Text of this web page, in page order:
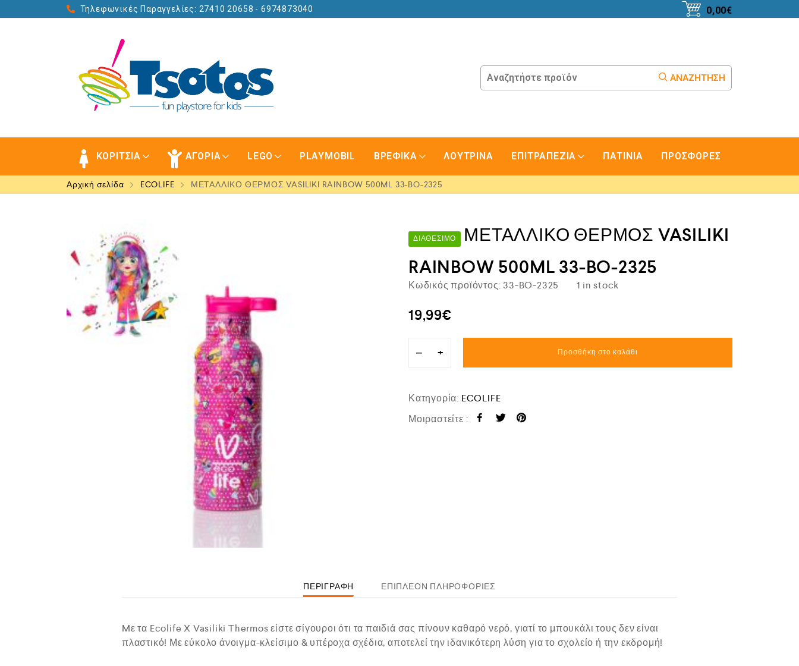
Τηλεφωνικές Παραγγελίες: 27410 20658 - 6974873040 0,00€
ΑΝΑΖΉΤΗΣΗ
ΚΟΡΙΤΣΙΑ ΑΓΟΡΙΑ LEGO PLAYMOBIL ΒΡΕΦΙΚΑ ΛΟΥΤΡΙΝΑ ΕΠΙΤΡΑΠΕΖΙΑ ΠΑΤΙΝΙΑ ΠΡΟΣΦΟΡΕΣ
Αρχική σελίδα ECOLIFE ΜΕΤΑΛΛΙΚΟ ΘΕΡΜΟΣ VASILIKI RAINBOW 500ML 33-BO-2325
ΔΙΑΘΈΣΙΜΟ
ΜΕΤΑΛΛΙΚΟ ΘΕΡΜΟΣ VASILIKI
RAINBOW 500ML 33-BO-2325
Κωδικός προϊόντος: 33-BO-2325 1 in stock
19,99€
− + Προσθήκη στο καλάθι
Κατηγορία: ECOLIFE
Μοιραστείτε :
ΠΕΡΙΓΡΑΦΉ ΕΠΙΠΛΈΟΝ ΠΛΗΡΟΦΟΡΊΕΣ
Mε τα Ecolife X Vasiliki Thermos είστε σίγουροι ότι τα παιδιά σας πίνουν καθαρό νερό, γιατί το μπουκάλι τους δεν είναι
πλαστικό! Με εύκολο άνοιγμα-κλείσιμο & υπέροχα σχέδια, αποτελεί την ιδανικότερη λύση για το σχολείο ή την εκδρομή!